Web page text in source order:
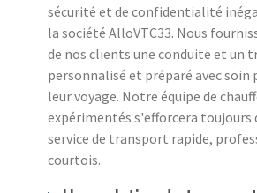
sécurité et de confidentialité
la société AlloVTC33. Nous
de nos clients une conduite et un
personnalisé et préparé avec
leur voyage. Notre équipe de
expérimentés s'efforcera toujours
service de transport rapide,
courtois.